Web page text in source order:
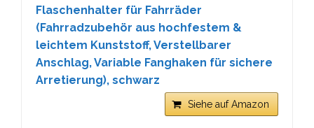
Flaschenhalter für Fahrräder
(Fahrradzubehör aus hochfestem &
leichtem Kunststoff, Verstellbarer
Anschlag, Variable Fanghaken für sichere
Arretierung), schwarz
Siehe auf Amazon